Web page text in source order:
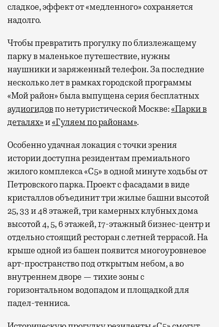
сладкое, эффект от «медленного» сохраняется
надолго.
Чтобы превратить прогулку по близлежащему
парку в маленькое путешествие, нужны
наушники и заряженный телефон. За последние
несколько лет в рамках городской программы
«Мой район» была выпущена серия бесплатных
аудиогидовпо нетуристической Москве:«Парки в
деталях»и«Гуляем по районам».
Особенно удачная локация с точки зрения
истории доступна резидентам премиального
жилого комплекса «С5»в одной минуте ходьбы от
Петровского парка. Проект с фасадами в виде
кристаллов объединит три жилые башни высотой
25, 33 и 48 этажей, три камерных клубных дома
высотой 4, 5, 6 этажей, 17-этажный бизнес-центр и
отдельно стоящий ресторан с летней террасой. На
крыше одной из башен появится многоуровневое
арт-пространство под открытым небом, а во
внутреннем дворе — тихие зоны с
горизонтальном водопадом и площадкой для
падел-тенниса.